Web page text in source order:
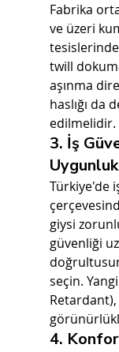
Fabrika
ve üzeri
twill
aşınma
haslığı da
edilmelidir.
3. İş
Uygunluk
Türkiye'de
giysi
güvenliği
seçin.
4.